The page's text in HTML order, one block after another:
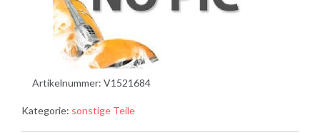
Artikelnummer: V1521684
Kategorie: sonstige Teile